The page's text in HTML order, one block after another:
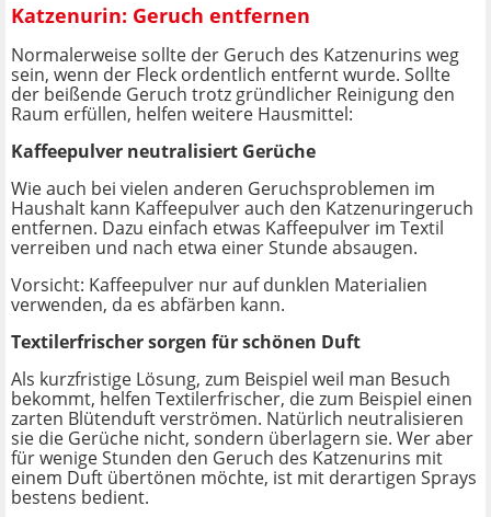
Katzenurin: Geruch entfernen
Normalerweise sollte der Geruch des Katzenurins weg
sein, wenn der Fleck ordentlich entfernt wurde. Sollte
der beißende Geruch trotz gründlicher Reinigung den
Raum erfüllen, helfen weitere Hausmittel:
Kaffeepulver neutralisiert Gerüche
Wie auch bei vielen anderen Geruchsproblemen im
Haushalt kann Kaffeepulver auch den Katzenuringeruch
entfernen. Dazu einfach etwas Kaffeepulver im Textil
verreiben und nach etwa einer Stunde absaugen.
Vorsicht: Kaffeepulver nur auf dunklen Materialien
verwenden, da es abfärben kann.
Textilerfrischer sorgen für schönen Duft
Als kurzfristige Lösung, zum Beispiel weil man Besuch
bekommt, helfen Textilerfrischer, die zum Beispiel einen
zarten Blütenduft verströmen. Natürlich neutralisieren
sie die Gerüche nicht, sondern überlagern sie. Wer aber
für wenige Stunden den Geruch des Katzenurins mit
einem Duft übertönen möchte, ist mit derartigen Sprays
bestens bedient.